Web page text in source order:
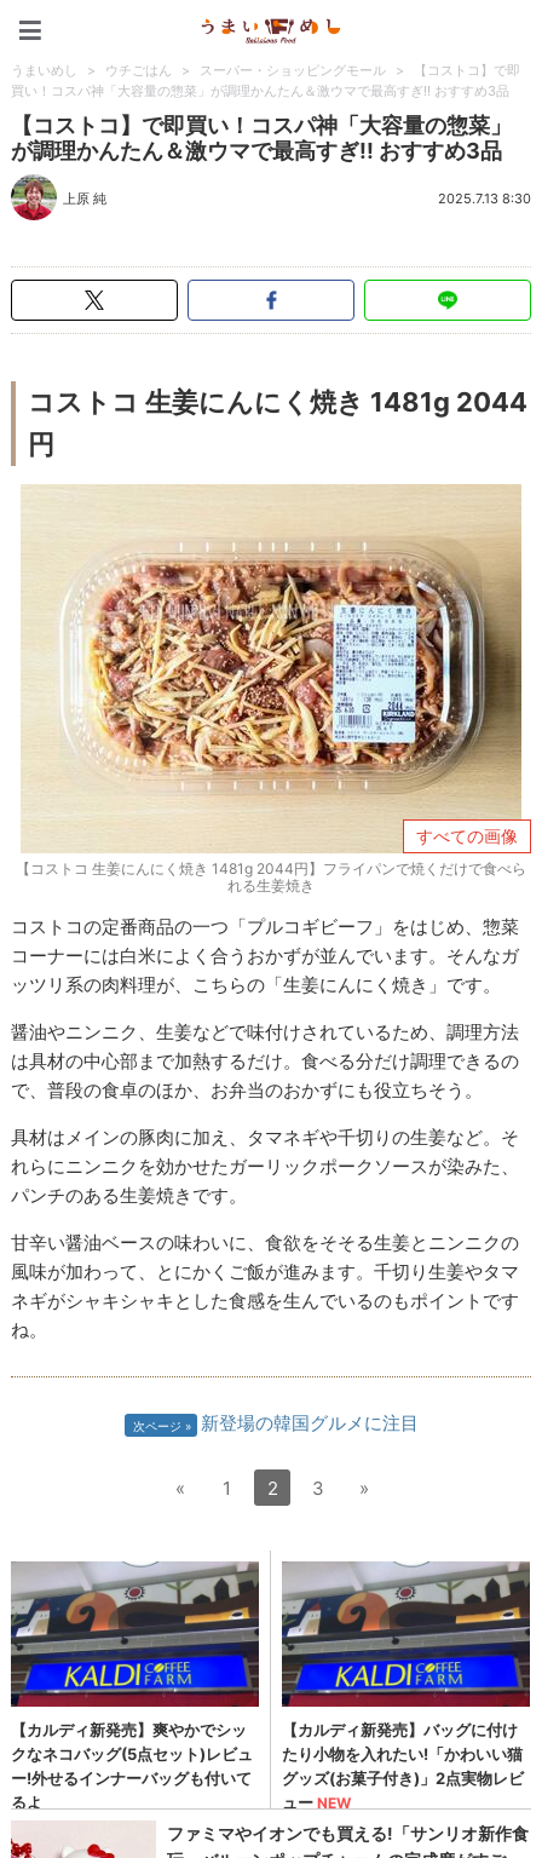
うまいめし > ウチごはん > スーパー・ショッピングモール >
【コストコ】で即
買い！コスパ神「大容量の惣菜」が調理かんたん＆激ウマで最高すぎ!! おすすめ3品
【コストコ】で即買い！コスパ神「大容量の惣菜」
が調理かんたん＆激ウマで最高すぎ!! おすすめ3品
上原 純 2025.7.13 8:30
コストコ 生姜にんにく焼き 1481g 2044
円
すべての画像
【コストコ 生姜にんにく焼き 1481g 2044円】フライパンで焼くだけで食べら
れる生姜焼き
コストコの定番商品の一つ「プルコギビーフ」をはじめ、惣菜
コーナーには白米によく合うおかずが並んでいます。そんなガ
ッツリ系の肉料理が、こちらの「生姜にんにく焼き」です。
醤油やニンニク、生姜などで味付けされているため、調理方法
は具材の中心部まで加熱するだけ。食べる分だけ調理できるの
で、普段の食卓のほか、お弁当のおかずにも役立ちそう。
具材はメインの豚肉に加え、タマネギや千切りの生姜など。そ
れらにニンニクを効かせたガーリックポークソースが染みた、
パンチのある生姜焼きです。
甘辛い醤油ベースの味わいに、食欲をそそる生姜とニンニクの
風味が加わって、とにかくご飯が進みます。千切り生姜やタマ
ネギがシャキシャキとした食感を生んでいるのもポイントです
ね。
次ページ 新登場の韓国グルメに注目
« 1 2 3 »